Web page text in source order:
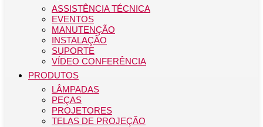
ASSISTÊNCIA TÉCNICA
EVENTOS
MANUTENÇÃO
INSTALAÇÃO
SUPORTE
VÍDEO CONFERÊNCIA
PRODUTOS
LÂMPADAS
PEÇAS
PROJETORES
TELAS DE PROJEÇÃO